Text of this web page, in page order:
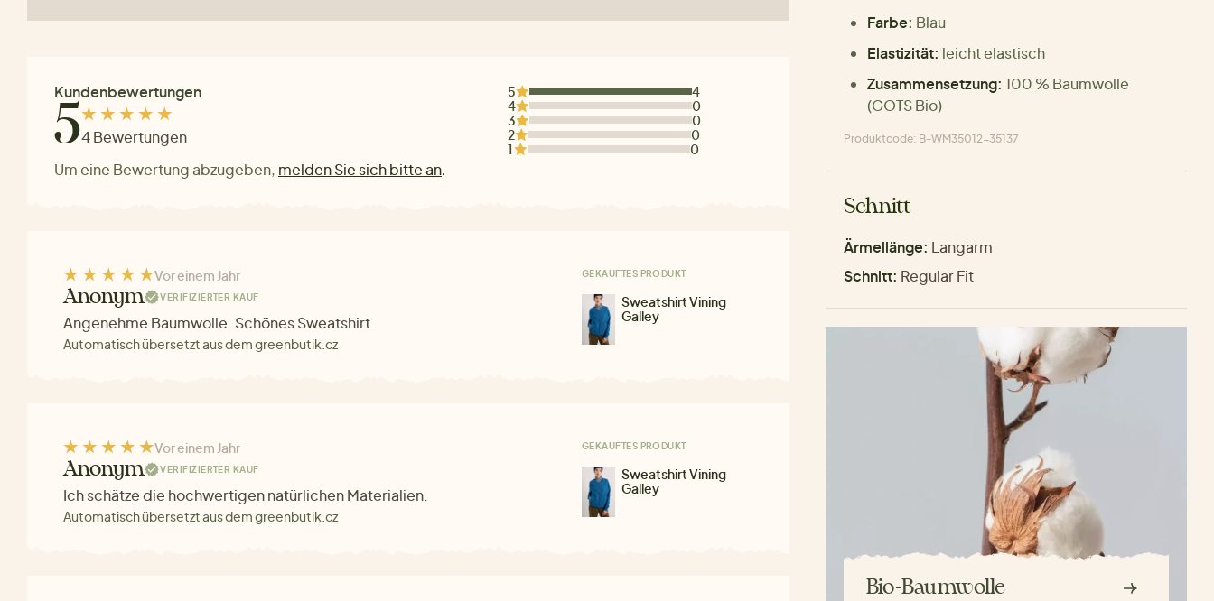
Kundenbewertungen
54 Bewertungen
Um eine Bewertung abzugeben, melden Sie sich bitte an.
5
4
4
0
3
0
2
0
1
0
Vor einem Jahr
Anonym VERIFIZIERTER KAUF
Angenehme Baumwolle. Schönes Sweatshirt
Automatisch übersetzt aus dem greenbutik.cz
GEKAUFTES PRODUKT
Sweatshirt Vining
Galley
Vor einem Jahr
Anonym VERIFIZIERTER KAUF
Ich schätze die hochwertigen natürlichen Materialien.
Automatisch übersetzt aus dem greenbutik.cz
GEKAUFTES PRODUKT
Sweatshirt Vining
Galley
Farbe: Blau
Elastizität: leicht elastisch
Zusammensetzung: 100 % Baumwolle
(GOTS Bio)
Produktcode: B-WM35012-35137
Schnitt
Ärmellänge: Langarm
Schnitt: Regular Fit
Bio-Baumwolle